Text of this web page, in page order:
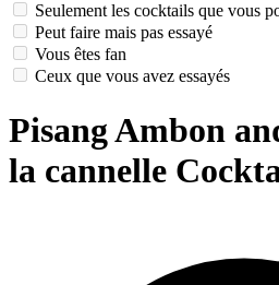
Seulement les cocktails que vous
Peut faire mais pas essayé
Vous êtes fan
Ceux que vous avez essayés
Pisang Ambon
la cannelle